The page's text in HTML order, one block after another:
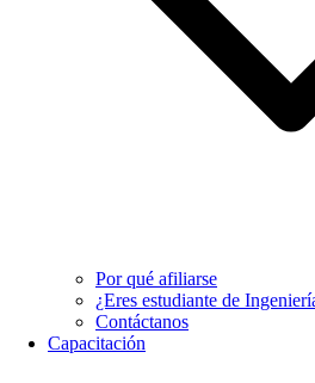
Por qué afiliarse
¿Eres estudiante de
Contáctanos
Capacitación